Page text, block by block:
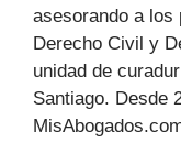
asesorando a los
Derecho Civil y
unidad de
Santiago. Desde